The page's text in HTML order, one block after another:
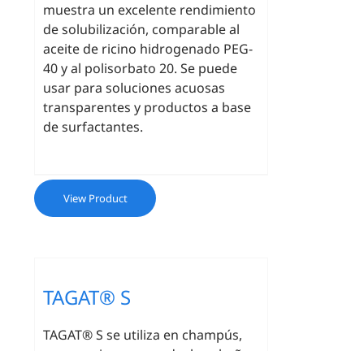
muestra un excelente rendimiento
de solubilización, comparable al
aceite de ricino hidrogenado PEG-
40 y al polisorbato 20. Se puede
usar para soluciones acuosas
transparentes y productos a base
de surfactantes.
View Product
TAGAT® S
TAGAT® S se utiliza en champús,